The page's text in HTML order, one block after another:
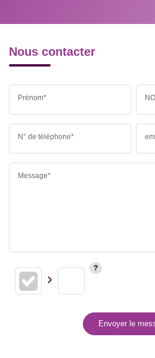
Nous contacter
Prénom*
N° de téléphone*
Message*
Envoyer le